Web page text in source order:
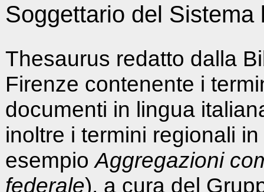
Soggettario del
Thesaurus redatto dalla
Firenze contenente i
documenti in lingua
inoltre i termini regionali
esempioAggregazioni
federale), a cura del